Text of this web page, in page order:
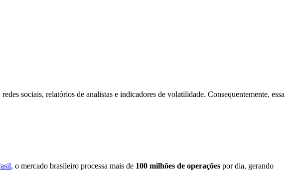
sociais, relatórios de analistas e indicadores de volatilidade. Consequentemente, essa
, o mercado brasileiro processa mais de 100 milhões de operações por dia, gerando